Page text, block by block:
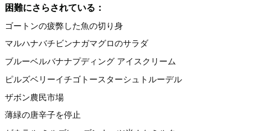
困難にさらされている：
ゴートンの疲弊した魚の切り身
マルハナバチビンナガマグロのサラダ
ブルーベルバナナプディング アイスクリーム
ピルズベリーイチゴトースターシュトルーデル
ザボン農民市場
薄緑の唐辛子を停止